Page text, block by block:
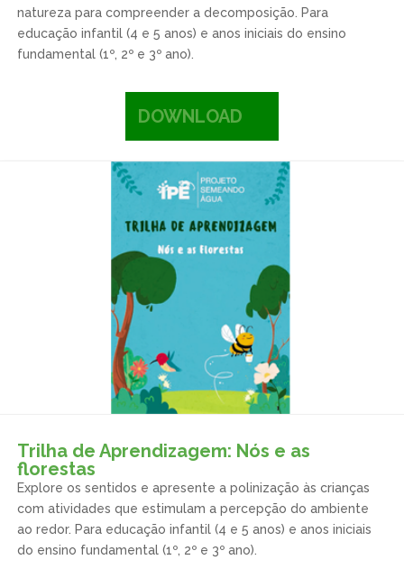
natureza para compreender a decomposição. Para
educação infantil (4 e 5 anos) e anos iniciais do ensino
fundamental (1º, 2º e 3º ano).
DOWNLOAD
Trilha de Aprendizagem: Nós e as
florestas
Explore os sentidos e apresente a polinização às crianças
com atividades que estimulam a percepção do ambiente
ao redor. Para educação infantil (4 e 5 anos) e anos iniciais
do ensino fundamental (1º, 2º e 3º ano).